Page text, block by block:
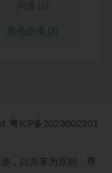
问道 (6)
黑色沙漠 (3)
粤ICP备2023002201
，以共享为原则，尊